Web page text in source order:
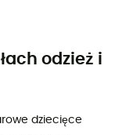
odzież i
dziecięce